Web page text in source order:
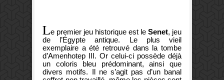
Le premier jeu historique est le Senet, jeu
de l’Égypte antique. Le plus vieil
exemplaire a été retrouvé dans la tombe
d’Amenhotep III. Or celui-ci possède déjà
un coloris bleu prédominant, ainsi que
divers motifs. Il ne s’agit pas d’un banal